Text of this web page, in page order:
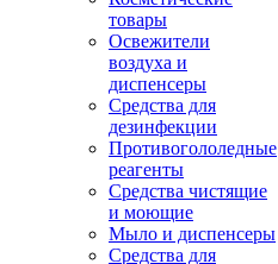
товары
Освежители
воздуха и
диспенсеры
Средства для
дезинфекции
Противогололедные
реагенты
Средства чистящие
и моющие
Мыло и диспенсеры
Средства для